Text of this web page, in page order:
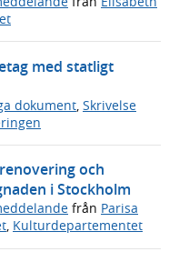
med statligt
dokument Skrivelse
och
i Stockholm
från Parisa
, Kulturdepartementet